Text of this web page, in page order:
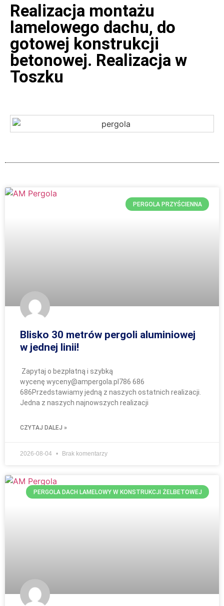
Realizacja montażu
lamelowego dachu, do
gotowej konstrukcji
betonowej. Realizacja w
Toszku
PERGOLA PRZYŚCIENNA
Blisko 30 metrów pergoli aluminiowej
w jednej linii!
Zapytaj o bezpłatną i szybką
wycenę wyceny@ampergola.pl786 686
686Przedstawiamy jedną z naszych ostatnich realizacji.
Jedna z naszych najnowszych realizacji
CZYTAJ DALEJ »
2026-08-04 Brak komentarzy
PERGOLA DACH LAMELOWY W KONSTRUKCJI ŻELBETOWEJ